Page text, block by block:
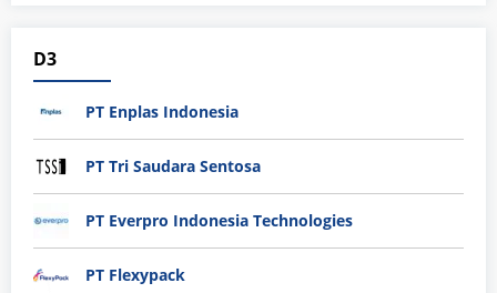
D3
PT Enplas Indonesia
PT Tri Saudara Sentosa
PT Everpro Indonesia Technologies
PT Flexypack